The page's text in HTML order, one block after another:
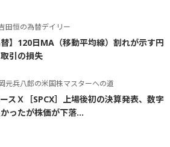
田恒の為替デイリー
替】120日MA（移動平均線）割れが示す円
引の損失
元兵八郎の米国株マスターへの道
スＸ［SPCX］上場後初の決算発表、数字
ったが株価が下落...